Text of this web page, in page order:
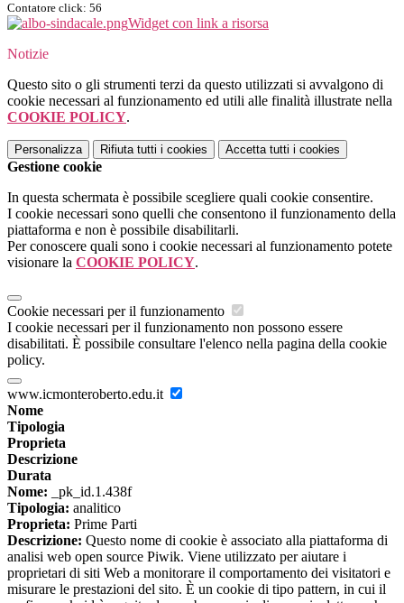
Contatore click: 56
Widget con link a risorsa
Notizie
Questo sito o gli strumenti terzi da questo utilizzati si avvalgono di
cookie necessari al funzionamento ed utili alle finalità illustrate nella
COOKIE POLICY.
Personalizza Rifiuta tutti i cookies Accetta tutti i cookies
Gestione cookie
In questa schermata è possibile scegliere quali cookie consentire.
I cookie necessari sono quelli che consentono il funzionamento della
piattaforma e non è possibile disabilitarli.
Per conoscere quali sono i cookie necessari al funzionamento potete
visionare la COOKIE POLICY.
Cookie necessari per il funzionamento
I cookie necessari per il funzionamento non possono essere
disabilitati. È possibile consultare l'elenco nella pagina della cookie
policy.
www.icmonteroberto.edu.it
Nome
Tipologia
Proprieta
Descrizione
Durata
Nome: _pk_id.1.438f
Tipologia: analitico
Proprieta: Prime Parti
Descrizione: Questo nome di cookie è associato alla piattaforma di
analisi web open source Piwik. Viene utilizzato per aiutare i
proprietari di siti Web a monitorare il comportamento dei visitatori e
misurare le prestazioni del sito. È un cookie di tipo pattern, in cui il